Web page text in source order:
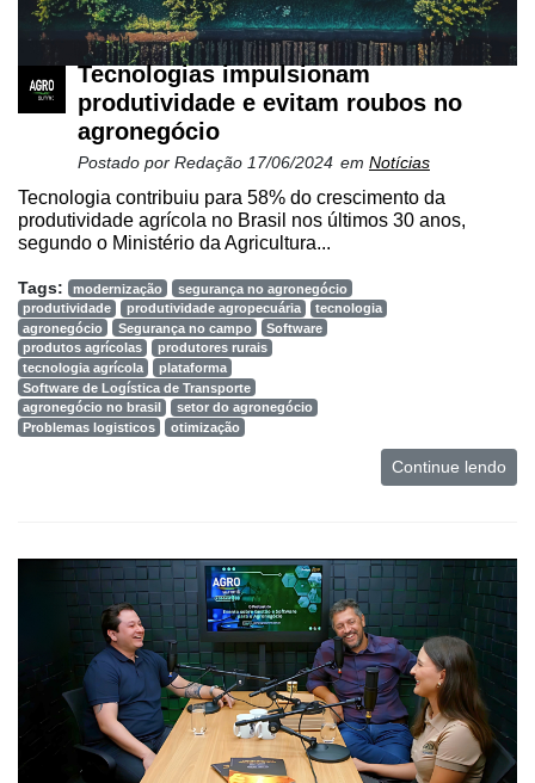
Tecnologias impulsionam
produtividade e evitam roubos no
agronegócio
Postado por Redação 17/06/2024 em Notícias
Tecnologia contribuiu para 58% do crescimento da
produtividade agrícola no Brasil nos últimos 30 anos,
segundo o Ministério da Agricultura...
Tags: modernização
segurança no agronegócio
produtividade
produtividade agropecuária
tecnologia
agronegócio
Segurança no campo
Software
produtos agrícolas
produtores rurais
tecnologia agrícola
plataforma
Software de Logística de Transporte
agronegócio no brasil
setor do agronegócio
Problemas logisticos
otimização
Continue lendo